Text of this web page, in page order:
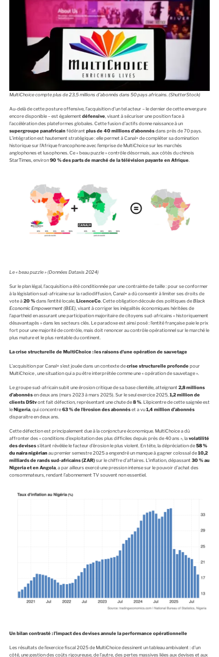
MultiChoice compte plus de 23,5 millions d’abonnés dans 50 pays africains. (ShutterStock)
Au-delà de cette posture offensive, l’acquisition d’un tel acteur – le dernier de cette envergure
encore disponible – est égalementdéfensive, visant à sécuriser une position face à
l’accélération des plateformes globales. Cette fusion d’actifs donne naissance à un
supergroupe panafricainfédérantplus de 40 millions d’abonnésdans près de 70 pays.
L’intégration est hautement stratégique : elle permet à Canal+ de compléter sa domination
historique sur l’Afrique francophone avec l’emprise de MultiChoice sur les marchés
anglophones et lusophones. Ce « beau puzzle » contrôle désormais, aux côtés du chinois
StarTimes, environ90 % des parts de marché de la télévision payante en Afrique.
Le « beau puzzle » (Données Dataxis 2024)
Sur le plan légal, l’acquisition a été conditionnée par une contrainte de taille : pour se conformer
à la législation sud-africaine sur la radiodiffusion, Canal+ a dû consentir à limiter ses droits de
vote à20 %dans l’entité locale, LicenceCo. Cette obligation découle des politiques deBlack
Economic Empowerment (BEE) , visant à corriger les inégalités économiques héritées de
l’apartheid en assurant une participation majoritaire de citoyens sud-africains « historiquement
désavantagés » dans les secteurs clés. Le paradoxe est ainsi posé : l’entité française paie le prix
fort pour une majorité de contrôle, mais doit renoncer au contrôle opérationnel sur le marché le
plus mature et le plus rentable du continent.
La crise structurelle de MultiChoice : les raisons d’une opération de sauvetage
L’acquisition par Canal+ s’est jouée dans un contexte decrise structurelle profondepour
MultiChoice , une situation qui a pu être interprétée comme une « opération de sauvetage ».
Le groupe sud-africain subit une érosion critique de sa base clientèle, atteignant2,8 millions
d’abonnésen deux ans (mars 2023 à mars 2025). Sur le seul exercice 2025,1,2 million de
clients DStvont fait défection, représentant une chute de8 %. L’épicentre de cette saignée est
leNigeria, qui concentre63 % de l’érosion des abonnéset a vu1,4 million d’abonnés
disparaître en deux ans.
Cette défection est principalement due à la conjoncture économique. MultiChoice a dû
affronter des « conditions d’exploitation des plus difficiles depuis près de 40 ans », lavolatilité
des devisess’étant révélée le facteur d’érosion le plus violent. En tête, la dépréciation de58 %
du naira nigérian au premier semestre 2025 a engendré un manque à gagner colossal de10,2
milliards de rands sud-africains (ZAR)sur le chiffre d’affaires. L’inflation, dépassant30 % au
Nigeria et en Angola, a par ailleurs exercé une pression intense sur le pouvoir d’achat des
consommateurs, rendant l’abonnement TV souvent non essentiel.
Un bilan contrasté : l’impact des devises annule la performance opérationnelle
Les résultats de l’exercice fiscal 2025 de MultiChoice dessinent un tableau ambivalent : d’un
côté, une gestion des coûts rigoureuse, de l’autre, des pertes massives liées aux devises et aux